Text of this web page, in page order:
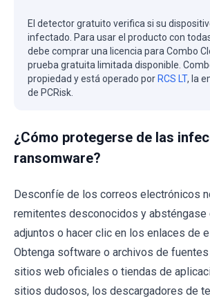
El detector gratuito verifica si su
infectado. Para usar el producto con
debe comprar una licencia para Combo
prueba gratuita limitada disponible.
propiedad y está operado por RCS LT, la
de PCRisk.
¿Cómo protegerse de las
ransomware?
Desconfíe de los correos electrónicos
remitentes desconocidos y absténgase
adjuntos o hacer clic en los enlaces de
Obtenga software o archivos de
sitios web oficiales o tiendas de
sitios dudosos, los descargadores de